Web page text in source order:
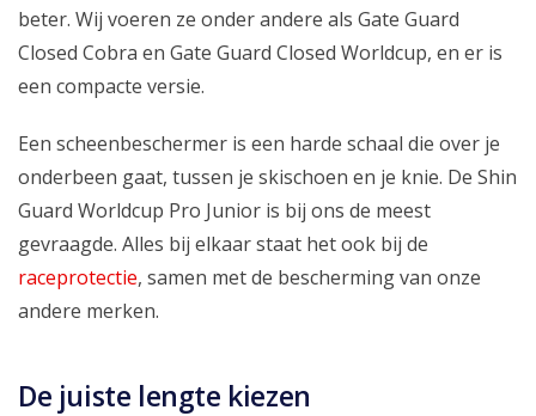
beter. Wij voeren ze onder andere als Gate Guard
Closed Cobra en Gate Guard Closed Worldcup, en er is
een compacte versie.
Een scheenbeschermer is een harde schaal die over je
onderbeen gaat, tussen je skischoen en je knie. De Shin
Guard Worldcup Pro Junior is bij ons de meest
gevraagde. Alles bij elkaar staat het ook bij de
raceprotectie, samen met de bescherming van onze
andere merken.
De juiste lengte kiezen